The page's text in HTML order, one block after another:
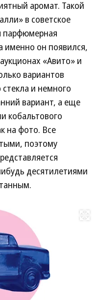
аромат. Такой
в советское
парфюмерная
именно он появился,
«Авито» и
вариантов
и немного
вариант, а еще
кобальтового
на фото. Все
поэтому
десятилетиями